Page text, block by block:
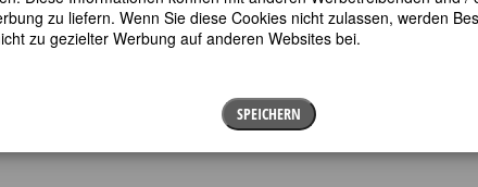
der Pfalz)
Persönlichkeiten des deutschen Spätmittelalters
zu liefern. Wenn Sie diese Cookies nicht zulassen, werden
zu gezielter Werbung auf anderen Websites bei.
SPEICHERN